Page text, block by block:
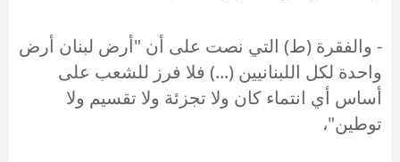
- والفقرة (ط) التي نصت على أن "أرض لبنان أرض
واحدة لكل اللبنانيين (...) فلا فرز للشعب على
أساس أي انتماء كان ولا تجزئة ولا تقسيم ولا
توطين"،